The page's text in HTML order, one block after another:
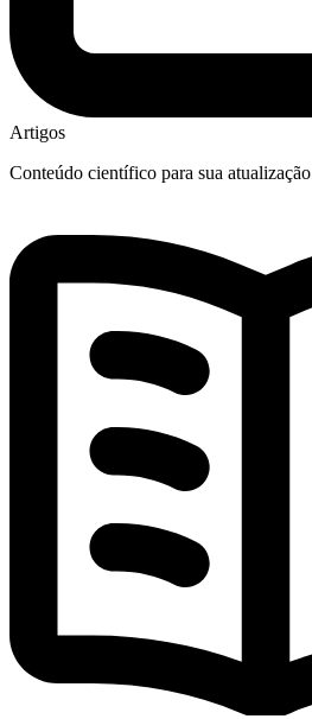
Artigos
Conteúdo científico para sua atualização